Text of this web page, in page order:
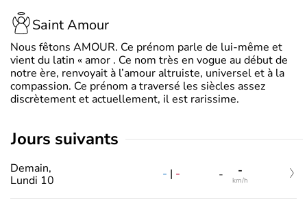
Saint Amour
Nous fêtons AMOUR. Ce prénom parle de lui-même et
vient du latin « amor . Ce nom très en vogue au début de
notre ère, renvoyait à l’amour altruiste, universel et à la
compassion. Ce prénom a traversé les siècles assez
discrètement et actuellement, il est rarissime.
jours suivants
Demain,
Lundi 10
- | - - -
km/h